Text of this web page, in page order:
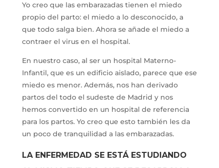
Yo creo que las embarazadas tienen el miedo
propio del parto: el miedo a lo desconocido, a
que todo salga bien. Ahora se añade el miedo a
contraer el virus en el hospital.
En nuestro caso, al ser un hospital Materno-
Infantil, que es un edificio aislado, parece que ese
miedo es menor. Además, nos han derivado
partos del todo el sudeste de Madrid y nos
hemos convertido en un hospital de referencia
para los partos. Yo creo que esto también les da
un poco de tranquilidad a las embarazadas.
LA ENFERMEDAD SE ESTÁ ESTUDIANDO